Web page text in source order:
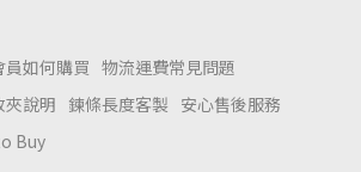
員如何購買 物流運費常見問題
夾說明 鍊條長度客製 安心售後服務
Buy